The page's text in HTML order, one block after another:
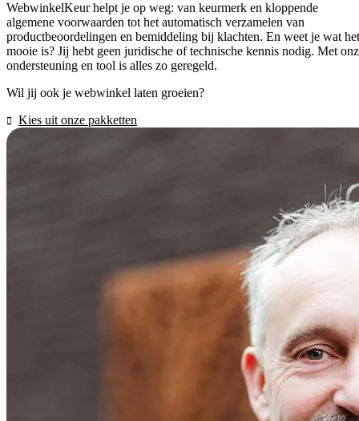
WebwinkelKeur helpt je op weg: van keurmerk en kloppende
algemene voorwaarden tot het automatisch verzamelen van
productbeoordelingen en bemiddeling bij klachten. En weet je wat het
mooie is? Jij hebt geen juridische of technische kennis nodig. Met
ondersteuning en tool is alles zo geregeld.
Wil jij ook je webwinkel laten groeien?
Kies uit onze pakketten